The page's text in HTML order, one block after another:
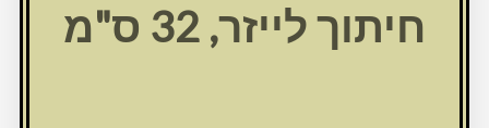
חיתוך לייזר, 32 ס"מ